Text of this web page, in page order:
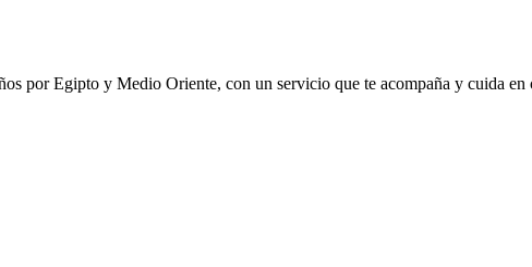
por Egipto y Medio Oriente, con un servicio que te acompaña y cuida en